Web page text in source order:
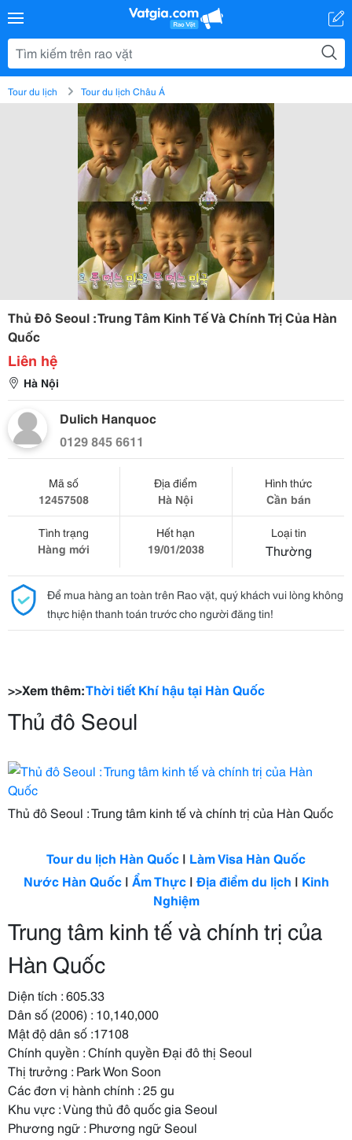
Tour du lịch Tour du lịch Châu Á
Thủ Đô Seoul : Trung Tâm Kinh Tế Và Chính Trị Của Hàn
Quốc
Liên hệ
Hà Nội
Dulich Hanquoc
0129 845 6611
Mã số
12457508
Địa điểm
Hà Nội
Hình thức
Cần bán
Tình trạng
Hàng mới
Hết hạn
19/01/2038
Loại tin
Thường
Để mua hàng an toàn trên Rao vặt, quý khách vui lòng không
thực hiện thanh toán trước cho người đăng tin!
>>Xem thêm:Thời tiết Khí hậu tại Hàn Quốc
Thủ đô Seoul
Thủ đô Seoul : Trung tâm kinh tế và chính trị của Hàn Quốc
Tour du lịch Hàn Quốc | Làm Visa Hàn Quốc
Nước Hàn Quốc| Ẩm Thực| Địa điểm du lịch | Kinh
Nghiệm
Trung tâm kinh tế và chính trị của
Hàn Quốc
Diện tích : 605.33
Dân số (2006) : 10,140,000
Mật độ dân số :17108
Chính quyền : Chính quyền Đại đô thị Seoul
Thị trưởng : Park Won Soon
Các đơn vị hành chính : 25 gu
Khu vực : Vùng thủ đô quốc gia Seoul
Phương ngữ : Phương ngữ Seoul